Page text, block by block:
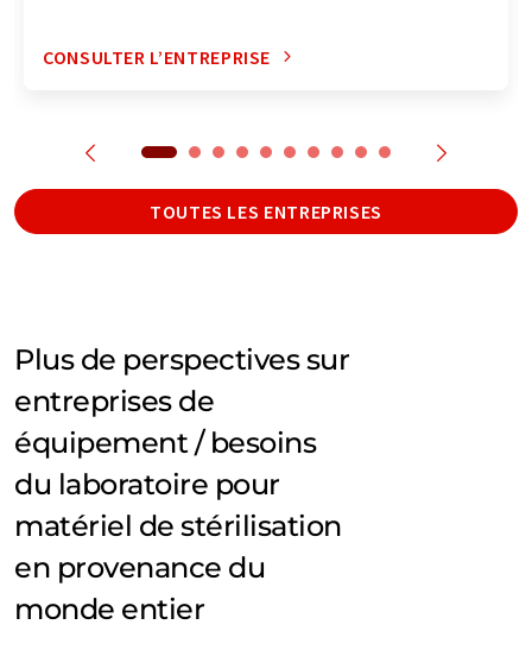
CONSULTER L’ENTREPRISE
TOUTES LES ENTREPRISES
Plus de perspectives sur
entreprises de
équipement / besoins
du laboratoire pour
matériel de stérilisation
en provenance du
monde entier